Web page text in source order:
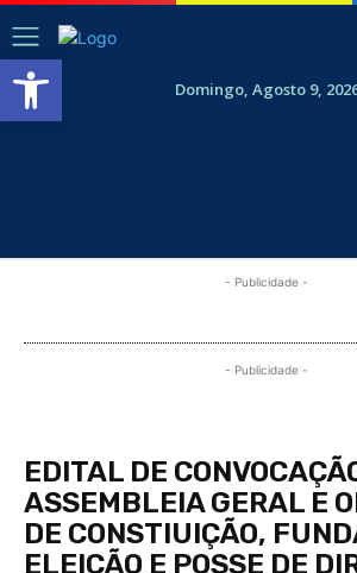
Abrir a barra de ferramentasDomingo, Agosto 9,
- Publicidade -
- Publicidade -
EDITAL DE
ASSEMBLEIA GERAL E
DE CONSTIUIÇÃO,
ELEIÇÃO E POSSE DE